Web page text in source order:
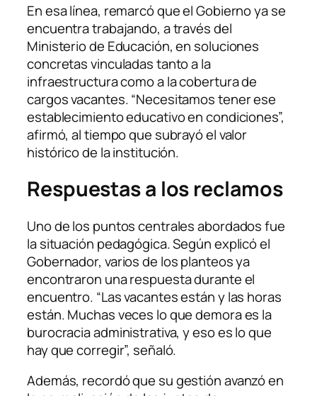
En esa línea, remarcó que el Gobierno ya se
encuentra trabajando, a través del
Ministerio de Educación, en soluciones
concretas vinculadas tanto a la
infraestructura como a la cobertura de
cargos vacantes. “Necesitamos tener ese
establecimiento educativo en condiciones”,
afirmó, al tiempo que subrayó el valor
histórico de la institución.
Respuestas a los reclamos
Uno de los puntos centrales abordados fue
la situación pedagógica. Según explicó el
Gobernador, varios de los planteos ya
encontraron una respuesta durante el
encuentro. “Las vacantes están y las horas
están. Muchas veces lo que demora es la
burocracia administrativa, y eso es lo que
hay que corregir”, señaló.
Además, recordó que su gestión avanzó en